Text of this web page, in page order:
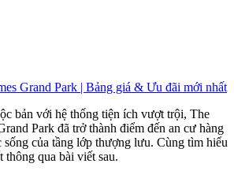
Grand Park | Bảng giá & Ưu đãi mới nhất
bản với hệ thống tiện ích vượt trội, The
Park đã trở thành điểm đến an cư hàng
sống của tầng lớp thượng lưu. Cùng tìm hiểu
qua bài viết sau.